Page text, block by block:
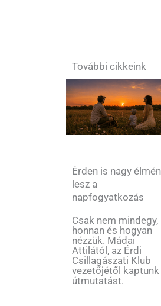
További cikkeink
Érden is nagy
lesz a
napfogyatkozás
Csak nem mindegy,
honnan és hogyan
nézzük. Mádai
Attilától, az Érdi
Csillagászati Klub
vezetőjétől kaptunk
útmutatást.